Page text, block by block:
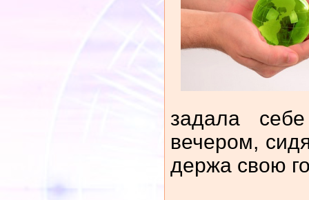
задала
вечером,
держа свою